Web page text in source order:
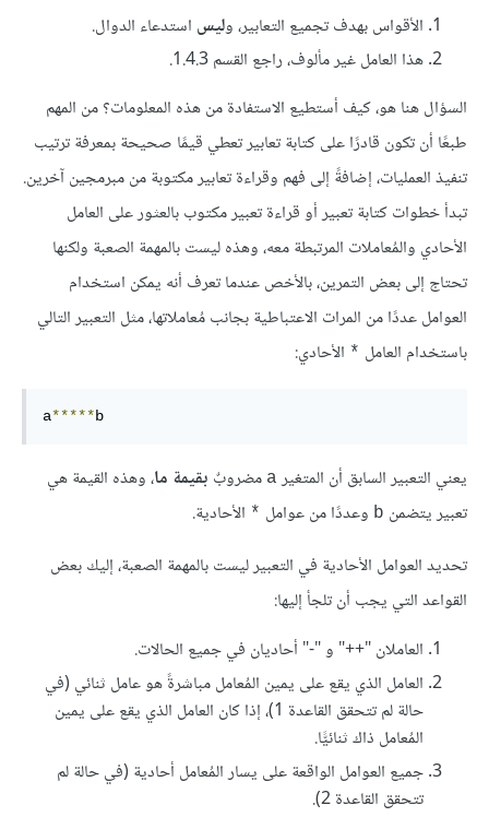
الأقواس بهدف تجميع التعابير، وليس استدعاء الدوال.
هذا العامل غير مألوف، راجع القسم 1.4.3.
السؤال هنا هو، كيف أستطيع الاستفادة من هذه المعلومات؟ من المهم
طبعًا أن تكون قادرًا على كتابة تعابير تعطي قيمًا صحيحة بمعرفة ترتيب
تنفيذ العمليات، إضافةً إلى فهم وقراءة تعابير مكتوبة من مبرمجين آخرين.
تبدأ خطوات كتابة تعبير أو قراءة تعبير مكتوب بالعثور على العامل
الأحادي والمُعاملات المرتبطة معه، وهذه ليست بالمهمة الصعبة ولكنها
تحتاج إلى بعض التمرين، بالأخص عندما تعرف أنه يمكن استخدام
العوامل عددًا من المرات الاعتباطية بجانب مُعاملاتها، مثل التعبير التالي
باستخدام العامل * الأحادي:
a*****b
يعني التعبير السابق أن المتغير a مضروبٌ بقيمة ما، وهذه القيمة هي
تعبير يتضمن b وعددًا من عوامل * الأحادية.
تحديد العوامل الأحادية في التعبير ليست بالمهمة الصعبة، إليك بعض
القواعد التي يجب أن تلجأ إليها:
العاملان "++" و "-" أحاديان في جميع الحالات.
العامل الذي يقع على يمين المُعامل مباشرةً هو عامل ثنائي (في
حالة لم تتحقق القاعدة 1)، إذا كان العامل الذي يقع على يمين
المُعامل ذاك ثنائيًّا.
جميع العوامل الواقعة على يسار المُعامل أحادية (في حالة لم
تتحقق القاعدة 2).